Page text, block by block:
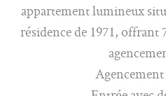
appartement lumineux
résidence de 1971, offrant
Agencement